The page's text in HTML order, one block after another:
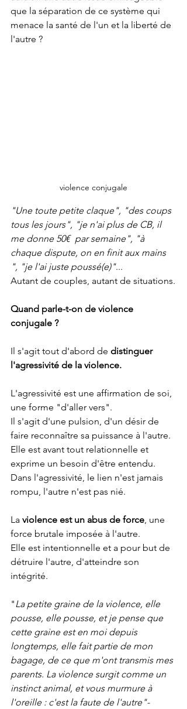
que la séparation de ce système qui
menace la santé de l'un et la liberté de
l'autre ?
violence conjugale
"Une toute petite claque", "des coups
tous les jours", "je n'ai plus de CB, il
me donne 50€  par semaine", "à
chaque dispute, on en finit aux mains
", "je l'ai juste poussé(e)"...
Autant de couples, autant de situations.
Quand parle-t-on de violence
conjugale ?
Il s'agit tout d'abord de distinguer
l'agressivité de la violence.
L'agressivité est une affirmation de soi,
une forme "d'aller vers".
Il s'agit d'une pulsion, d'un désir de
faire reconnaître sa puissance à l'autre.
Elle est avant tout relationnelle et
exprime un besoin d'être entendu.
Dans l'agressivité, le lien n'est jamais
rompu, l'autre n'est pas nié.
La violence est un abus de force, une
force brutale imposée à l'autre.
Elle est intentionnelle et a pour but de
détruire l'autre, d'atteindre son
intégrité.
"La petite graine de la violence, elle
pousse, elle pousse, et je pense que
cette graine est en moi depuis
longtemps, elle fait partie de mon
bagage, de ce que m'ont transmis mes
parents. La violence surgit comme un
instinct animal, et vous murmure à
l'oreille : c'est la faute de l'autre"-